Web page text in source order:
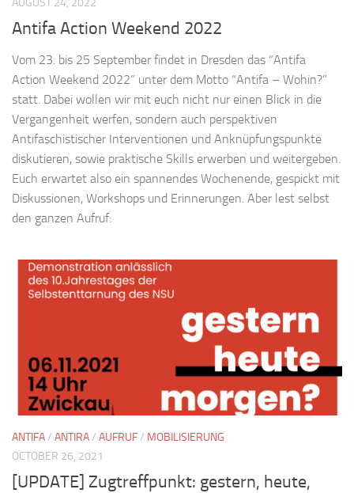
Antifa Action Weekend 2022
Vom 23. bis 25 September findet in Dresden das “Antifa
Action Weekend 2022” unter dem Motto “Antifa – Wohin?”
statt. Dabei wollen wir mit euch nicht nur einen Blick in die
Vergangenheit werfen, sondern auch perspektiven
Antifaschistischer Interventionen und Anknüpfungspunkte
diskutieren, sowie praktische Skills erwerben und weitergeben.
Euch erwartet also ein spannendes Wochenende, gespickt mit
Diskussionen, Workshops und Erinnerungen. Aber lest selbst
den ganzen Aufruf:
ANTIFA/ ANTIRA/ AUFRUF/ MOBILISIERUNG
OCTOBER 26, 2021
[UPDATE] Zugtreffpunkt: gestern, heute,